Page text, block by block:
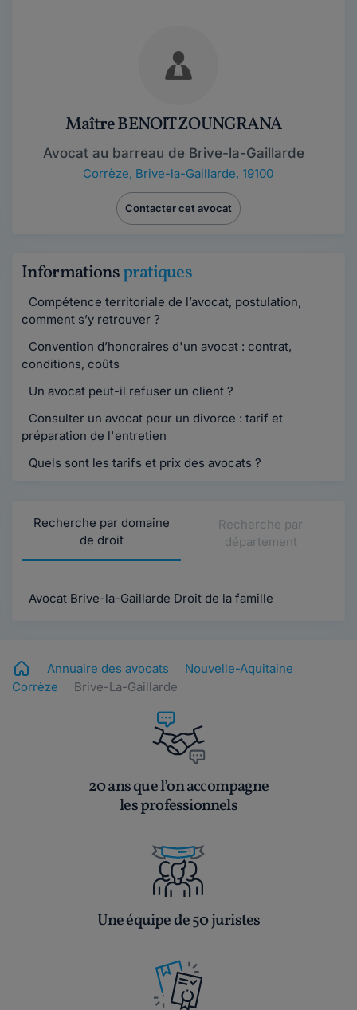
Maître BENOIT ZOUNGRANA
Avocat au barreau de Brive-la-Gaillarde
Corrèze, Brive-la-Gaillarde, 19100
Contacter cet avocat
Informationspratiques
Compétence territoriale de l’avocat, postulation,
comment s’y retrouver ?
Convention d’honoraires d'un avocat : contrat,
conditions, coûts
Un avocat peut-il refuser un client ?
Consulter un avocat pour un divorce : tarif et
préparation de l'entretien
Quels sont les tarifs et prix des avocats ?
Recherche par domaine
de droit
Recherche par
département
Avocat Brive-la-Gaillarde Droit de la famille
Annuaire des avocats
Nouvelle-Aquitaine
Corrèze
Brive-La-Gaillarde
20 ans que l’on accompagne
les professionnels
Une équipe de 50 juristes